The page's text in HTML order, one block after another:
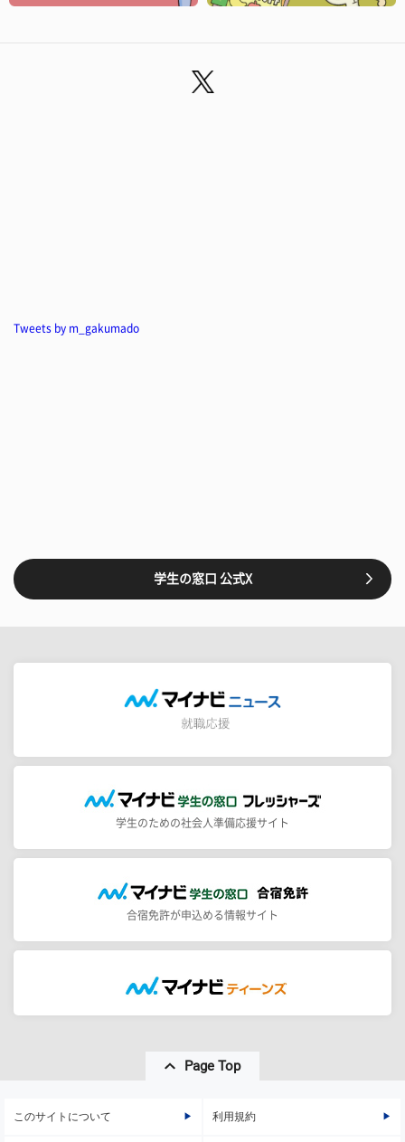
Tweets by m_gakumado
学生の窓口 公式X
学生のための社会人準備応援サイト
合宿免許が申込める情報サイト
Page Top
このサイトについて 利用規約